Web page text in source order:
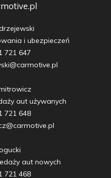
i ubezpieczeń
721 647
aut używanych
721 648
aut nowych
721 468